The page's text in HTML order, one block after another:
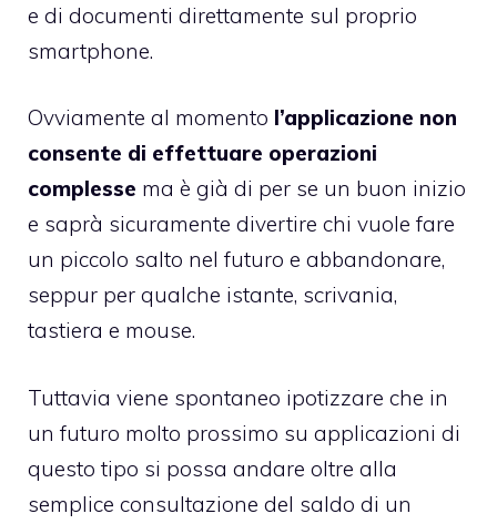
e di documenti direttamente sul proprio
smartphone.
Ovviamente al momento l’applicazione non
consente di effettuare operazioni
complesse ma è già di per se un buon inizio
e saprà sicuramente divertire chi vuole fare
un piccolo salto nel futuro e abbandonare,
seppur per qualche istante, scrivania,
tastiera e mouse.
Tuttavia viene spontaneo ipotizzare che in
un futuro molto prossimo su applicazioni di
questo tipo si possa andare oltre alla
semplice consultazione del saldo di un